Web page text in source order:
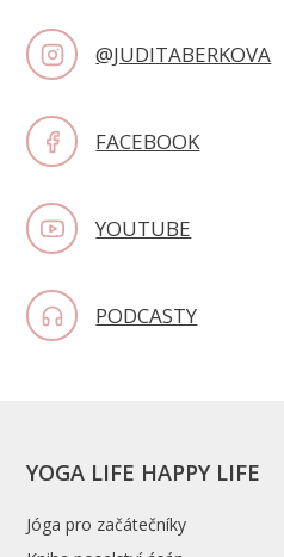
@JUDITABERKOVA
FACEBOOK
YOUTUBE
PODCASTY
YOGA LIFE HAPPY LIFE
Jóga pro začátečníky